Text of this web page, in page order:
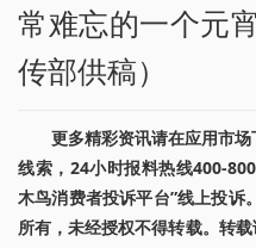
常难忘的一个元
传部供稿）
更多精彩资讯请在应用市
线索，24小时报料热线400-
木鸟消费者投诉平台”线上投诉
所有，未经授权不得转载。转